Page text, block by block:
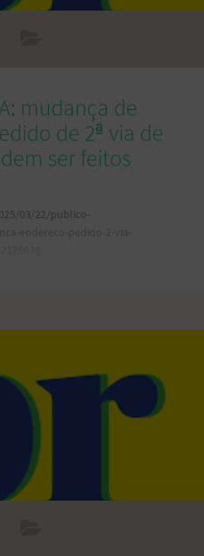
mudança de
de 2ª via de
ser feitos
03/22/publico-
endereco-pedido-2-via-